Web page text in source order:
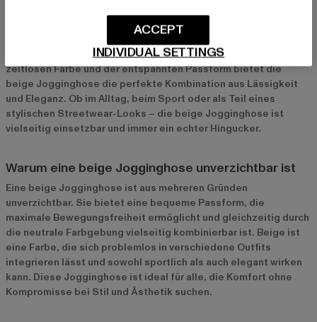
Ursprünglich als Sportbekleidung gedacht, hat sie sich längst
Bestandteil moderner Garderoben geworden. Mit ihrer
zeitlosen Farbe und der entspannten Passform bietet die
beige Jogginghose die perfekte Kombination aus Lässigkeit
und Eleganz. Ob im Alltag, beim Sport oder als Teil eines
stylischen Streetwear-Looks – die beige Jogginghose ist
vielseitig einsetzbar und immer ein echter Hingucker.
Warum eine beige Jogginghose unverzichtbar ist
Eine beige Jogginghose ist aus mehreren Gründen
unverzichtbar. Sie bietet eine bequeme Passform, die
maximale Bewegungsfreiheit ermöglicht und gleichzeitig durch
die neutrale Farbgebung vielseitig kombinierbar ist. Beige ist
eine Farbe, die sich problemlos in verschiedene Outfits
integrieren lässt und sowohl sportlich als auch elegant wirken
kann. Diese Jogginghose ist ideal für alle, die Komfort ohne
Kompromisse bei Stil und Ästhetik suchen.
INDIVIDUAL SETTINGS
ACCEPT